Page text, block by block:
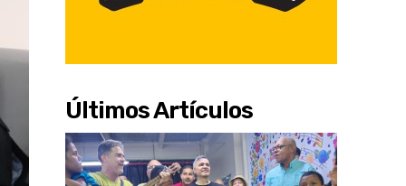
Últimos Artículos